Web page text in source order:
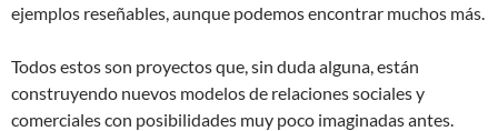
ejemplos reseñables, aunque podemos encontrar muchos más.
Todos estos son proyectos que, sin duda alguna, están
construyendo nuevos modelos de relaciones sociales y
comerciales con posibilidades muy poco imaginadas antes.